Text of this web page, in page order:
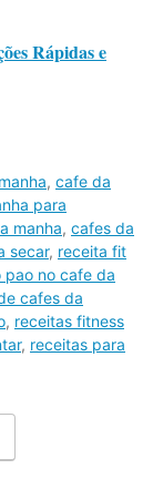
Rápidas e
, cafe da
para
manha, cafes da
secar, receita fit
pao no cafe da
cafes da
, receitas fitness
, receitas para